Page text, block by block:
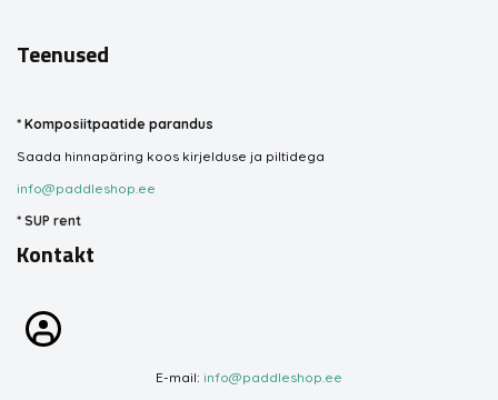
Teenused
* Komposiitpaatide parandus
Saada hinnapäring koos kirjelduse ja piltidega
info@paddleshop.ee
* SUP rent
Kontakt
E-mail: info@paddleshop.ee